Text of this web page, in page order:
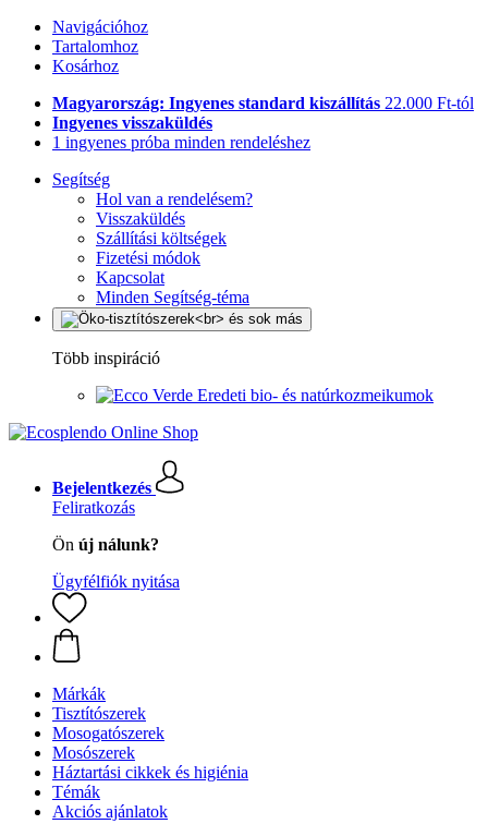
Navigációhoz
Tartalomhoz
Kosárhoz
Magyarország: Ingyenes standard kiszállítás 22.000 Ft-tól
Ingyenes visszaküldés
1 ingyenes próba minden rendeléshez
Segítség
Hol van a rendelésem?
Visszaküldés
Szállítási költségek
Fizetési módok
Kapcsolat
Minden Segítség-téma
Több inspiráció
Eredeti bio- és natúrkozmeikumok
Bejelentkezés
Feliratkozás
Ön új nálunk?
Ügyfélfiók nyitása
Márkák
Tisztítószerek
Mosogatószerek
Mosószerek
Háztartási cikkek és higiénia
Témák
Akciós ajánlatok